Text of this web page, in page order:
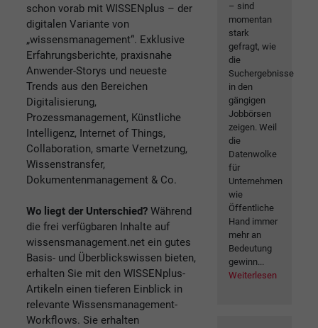
schon vorab mit WISSENplus – der
digitalen Variante von
„wissensmanagement“. Exklusive
Erfahrungsberichte, praxisnahe
Anwender-Storys und neueste
Trends aus den Bereichen
Digitalisierung,
Prozessmanagement, Künstliche
Intelligenz, Internet of Things,
Collaboration, smarte Vernetzung,
Wissenstransfer,
Dokumentenmanagement & Co.
Wo liegt der Unterschied? Während
die frei verfügbaren Inhalte auf
wissensmanagement.net ein gutes
Basis- und Überblickswissen bieten,
erhalten Sie mit den WISSENplus-
Artikeln einen tieferen Einblick in
relevante Wissensmanagement-
Workflows. Sie erhalten
– sind
momentan
stark
gefragt, wie
die
Suchergebnisse
in den
gängigen
Jobbörsen
zeigen. Weil
die
Datenwolke
für
Unternehmen
wie
Öffentliche
Hand immer
mehr an
Bedeutung
gewinn...
Weiterlesen